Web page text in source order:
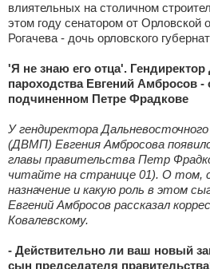
влиятельных на столичном
этом году сенатором от Орловской
Рогачева - дочь орловского
'Я не знаю его отца'.
пароходства Евгений Амбросов
подчиненном Петре Фрадкове
У гендиректора
(ДВМП) Евгения Амбросова
главы правительства Петр
читайте на странице 01). О том, с
назначение и какую роль в этом
Евгений Амбросов рассказал
Ковалевскому.
- Действительно ли ваш новый
сын председателя